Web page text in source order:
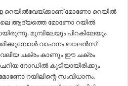
റെയില്‍വേയ്ക്കാണ് മോണോ റെയില്‍
ആദ്യത്തെ മോണോ റയില്‍
മുമ്പിലേയും പിറകിലേയും
വാഹനം ബാലന്‍സ്
ചക്രം കാണും ഈ ചക്രം
റോഡില്‍ കൂടിയായിരിക്കും
റയിലിന്റെ സംവിധാനം.